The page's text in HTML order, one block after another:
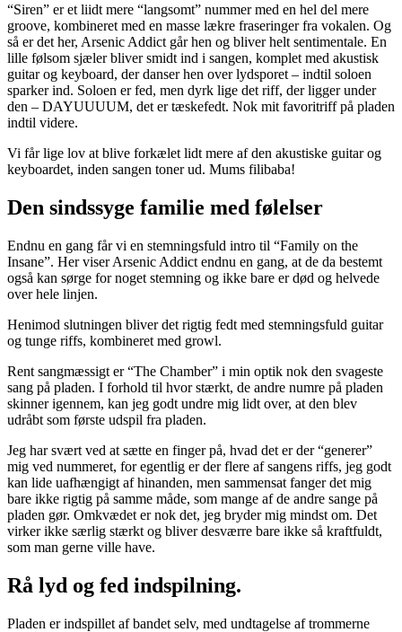
“Siren” er et liidt mere “langsomt” nummer med en hel del mere
groove, kombineret med en masse lækre fraseringer fra vokalen. Og
så er det her, Arsenic Addict går hen og bliver helt sentimentale. En
lille følsom sjæler bliver smidt ind i sangen, komplet med akustisk
guitar og keyboard, der danser hen over lydsporet – indtil soloen
sparker ind. Soloen er fed, men dyrk lige det riff, der ligger under
den – DAYUUUUM, det er tæskefedt. Nok mit favoritriff på pladen
indtil videre.
Vi får lige lov at blive forkælet lidt mere af den akustiske guitar og
keyboardet, inden sangen toner ud. Mums filibaba!
Den sindssyge familie med følelser
Endnu en gang får vi en stemningsfuld intro til “Family on the
Insane”. Her viser Arsenic Addict endnu en gang, at de da bestemt
også kan sørge for noget stemning og ikke bare er død og helvede
over hele linjen.
Henimod slutningen bliver det rigtig fedt med stemningsfuld guitar
og tunge riffs, kombineret med growl.
Rent sangmæssigt er “The Chamber” i min optik nok den svageste
sang på pladen. I forhold til hvor stærkt, de andre numre på pladen
skinner igennem, kan jeg godt undre mig lidt over, at den blev
udråbt som første udspil fra pladen.
Jeg har svært ved at sætte en finger på, hvad det er der “generer”
mig ved nummeret, for egentlig er der flere af sangens riffs, jeg godt
kan lide uafhængigt af hinanden, men sammensat fanger det mig
bare ikke rigtig på samme måde, som mange af de andre sange på
pladen gør. Omkvædet er nok det, jeg bryder mig mindst om. Det
virker ikke særlig stærkt og bliver desværre bare ikke så kraftfuldt,
som man gerne ville have.
Rå lyd og fed indspilning.
Pladen er indspillet af bandet selv, med undtagelse af trommerne